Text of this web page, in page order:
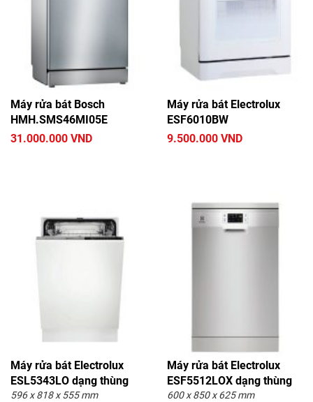
Máy rửa bát Bosch
HMH.SMS46MI05E
31.000.000 VND
Máy rửa bát Electrolux
ESF6010BW
9.500.000 VND
Máy rửa bát Electrolux
ESL5343LO dạng thùng
596 x 818 x 555 mm
Máy rửa bát Electrolux
ESF5512LOX dạng thùng
600 x 850 x 625 mm